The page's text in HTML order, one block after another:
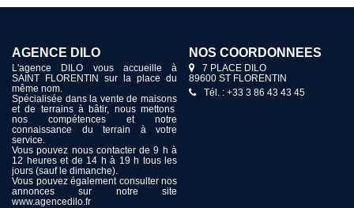
AGENCE DILO
L'agence DILO vous accueille à
SAINT FLORENTIN sur la place du
même nom.
Spécialisée dans la vente de maisons
et de terrains à bâtir, nous mettons
nos compétences et notre
connaissance du terrain à votre
service.
Vous pouvez nous contacter de 9 h à
12 heures et de 14 h à 19 h tous les
jours (sauf le dimanche).
Vous pouvez également consulter nos
annonces sur notre site
www.agencedilo.fr
NOS COORDONNÉES
7 PLACE DILO
89600 ST FLORENTIN
Tél. : +33 3 86 43 43 45